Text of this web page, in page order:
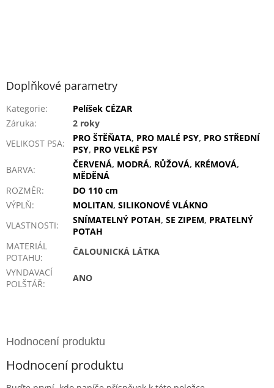
Doplňkové parametry
Kategorie:
Pelíšek CÉZAR
Záruka:
2 roky
VELIKOST PSA: PRO ŠTĚŇATA, PRO MALÉ PSY, PRO STŘEDNÍ
PSY, PRO VELKÉ PSY
BARVA: ČERVENÁ, MODRÁ, RŮŽOVÁ, KRÉMOVÁ,
MĚDĚNÁ
ROZMĚR:
DO 110 cm
VÝPLŇ: MOLITAN, SILIKONOVÉ VLÁKNO
VLASTNOSTI: SNÍMATELNÝ POTAH, SE ZIPEM, PRATELNÝ
POTAH
MATERIÁL
POTAHU:
ČALOUNICKÁ LÁTKA
VYNDAVACÍ
POLŠTÁŘ:
ANO
Hodnocení produktu